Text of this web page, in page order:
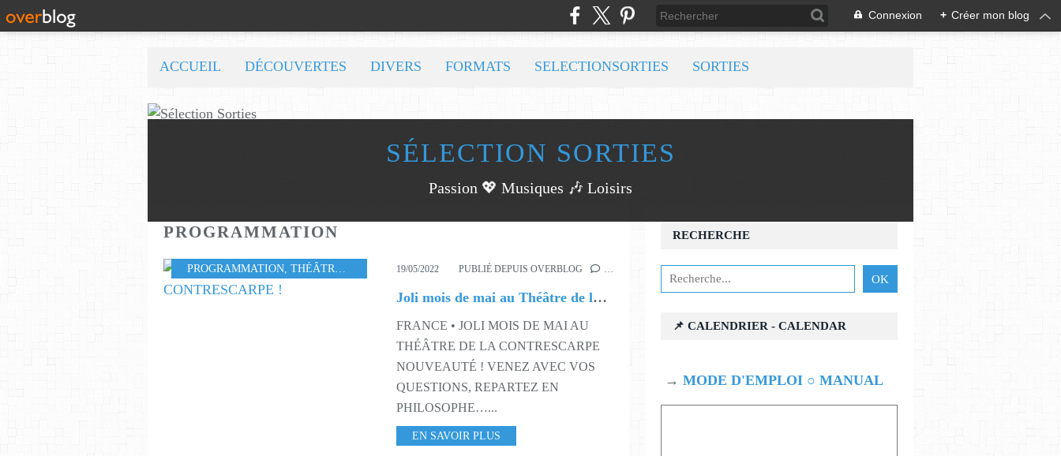
Connexion + Créer mon blog
SÉLECTION SORTIES
Passion 💖 Musiques 🎶 Loisirs
ACCUEIL DÉCOUVERTES DIVERS FORMATS SELECTIONSORTIES SORTIES
PROGRAMMATION
PROGRAMMATION, THÉÂTRE , S22
19/05/2022 PUBLIÉ DEPUIS OVERBLOG …
Joli mois de mai au Théâtre de la CONTRESCARPE !
FRANCE • JOLI MOIS DE MAI AU
THÉÂTRE DE LA CONTRESCARPE
NOUVEAUTÉ ! VENEZ AVEC VOS
QUESTIONS, REPARTEZ EN
PHILOSOPHE…...
EN SAVOIR PLUS
RECHERCHE
📌 CALENDRIER - CALENDAR
→ MODE D'EMPLOI ○ MANUAL